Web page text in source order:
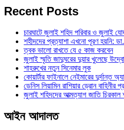
Recent Posts
চারঘাটে জুলাই শহিদ পরিবার ও জুলাই
শহীদদের প্রত্যাশা এখনো পূরণ হয়নি:
ত্বক ভালো রাখতে যে ৫ কাজ করবেন
জুলাই স্মৃতি জাদুঘরের দুয়ার খুলেছে
শাহরুখের নতুন সিনেমার লুক
কোয়ার্টার ফাইনালে নেইমারের দুর্দান্ত
ডেনিস লিয়ামিন রাশিয়ার ড্রোন বাহিনীর
জুলাই শহিদদের আত্মত্যাগ জাতি চিরকাল
আইন আদালত